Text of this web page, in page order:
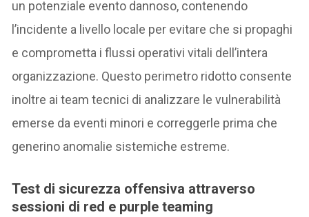
un potenziale evento dannoso, contenendo
l’incidente a livello locale per evitare che si propaghi
e comprometta i flussi operativi vitali dell’intera
organizzazione. Questo perimetro ridotto consente
inoltre ai team tecnici di analizzare le vulnerabilità
emerse da eventi minori e correggerle prima che
generino anomalie sistemiche estreme.
Test di sicurezza offensiva attraverso
sessioni di red e purple teaming